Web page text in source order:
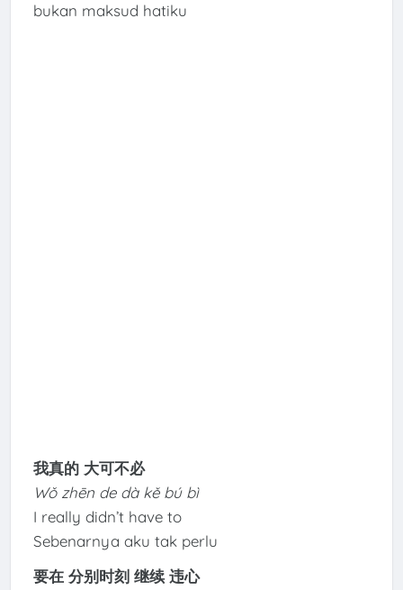
bukan maksud hatiku
我真的 大可不必
Wǒ zhēn de dà kě bú bì
I really didn’t have to
Sebenarnya aku tak perlu
要在 分别时刻 继续 违心